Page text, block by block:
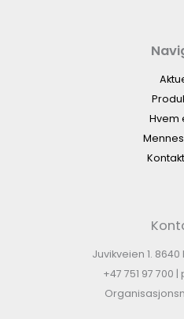
Hvem
Juvikveien 1.
+47 751 97 700